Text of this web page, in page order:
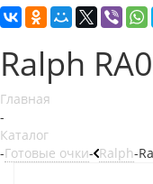
Ralph
Главная
-
Каталог
-Готовые очки- Ralph-